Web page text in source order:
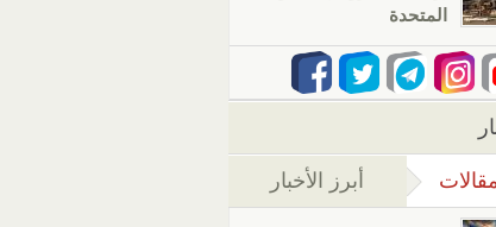
المتحدة
(علامة التبويب النشطة)
أبرز الأخبار